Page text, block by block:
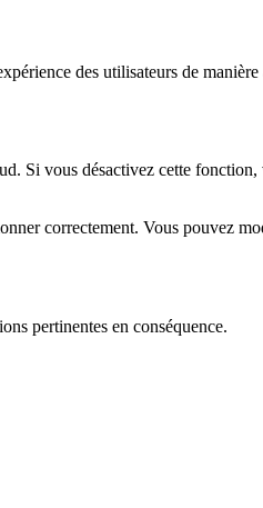
des utilisateurs de manière
Si vous désactivez cette
correctement. Vous pouvez
pertinentes en conséquence.